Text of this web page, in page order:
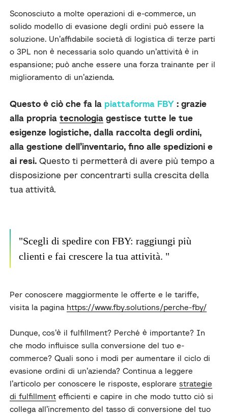
Sconosciuto a molte operazioni di e-commerce, un
solido modello di evasione degli ordini può essere la
soluzione. Un’affidabile società di logistica di terze parti
o 3PL non è necessaria solo quando un’attività è in
espansione; può anche essere una forza trainante per il
miglioramento di un’azienda.
Questo è ciò che fa la piattaforma FBY : grazie
alla propriatecnologia gestisce tutte le tue
esigenze logistiche, dalla raccolta degli ordini,
alla gestione dell’inventario, fino alle spedizioni e
ai resi.Questo ti permetterà di avere più tempo a
disposizione per concentrarti sulla crescita della
tua attività.
"Scegli di spedire con FBY: raggiungi più
clienti e fai crescere la tua attività. "
Per conoscere maggiormente le offerte e le tariffe,
visita la pagina https://www.fby.solutions/perche-fby/
Dunque, cos’è il fulfillment? Perché è importante? In
che modo influisce sulla conversione del tuo e-
commerce? Quali sono i modi per aumentare il ciclo di
evasione ordini di un’azienda?Continua a leggere
l’articolo per conoscere le risposte, esplorarestrategie
di fulfillment efficienti e capire in che modo tutto ciò si
collega all’incremento del tasso di conversione del tuo